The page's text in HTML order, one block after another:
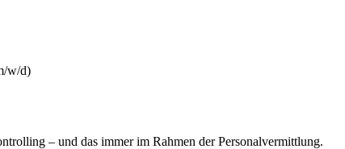
w/d)
– und das immer im Rahmen der Personalvermittlung.